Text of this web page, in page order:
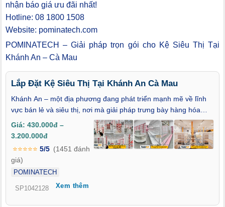
nhận báo giá ưu đãi nhất!
Hotline: 08 1800 1508
Website: pominatech.com
POMINATECH – Giải pháp trọn gói cho Kệ Siêu Thị Tại
Khánh An – Cà Mau
Lắp Đặt Kệ Siêu Thị Tại Khánh An Cà Mau
Khánh An – một địa phương đang phát triển mạnh mẽ về lĩnh
vực bán lẻ và siêu thị, nơi mà giải pháp trưng bày hàng hóa
đóng vai trò then chốt trong việc thu hút khách hàng. Dịch vụ
Lắp Đặt Kệ Siêu Thị Tại Khánh An của chúng tôi cam kết mang
đến sự tối ưu hóa không gian, nâng cao hiệu quả kinh doanh
với hệ thống kệ chắc chắn, thẩm mỹ.
Giá: 430.000đ –
3.200.000đ
⭐⭐⭐⭐⭐ 5/5 (1451 đánh
giá)
POMINATECH
SP1042128 Xem thêm